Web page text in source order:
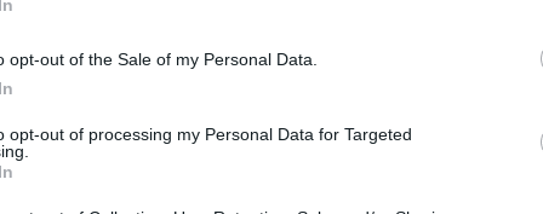
opt-out of the Sale of my Personal Data.
opt-out of processing my Personal Data for Targeted
Budaörs Város Önkormányzata, melynek köszönhetően
a többi érdeklődő számára 1000 forintos belépőjegy
ingyenesen látogathatóak.